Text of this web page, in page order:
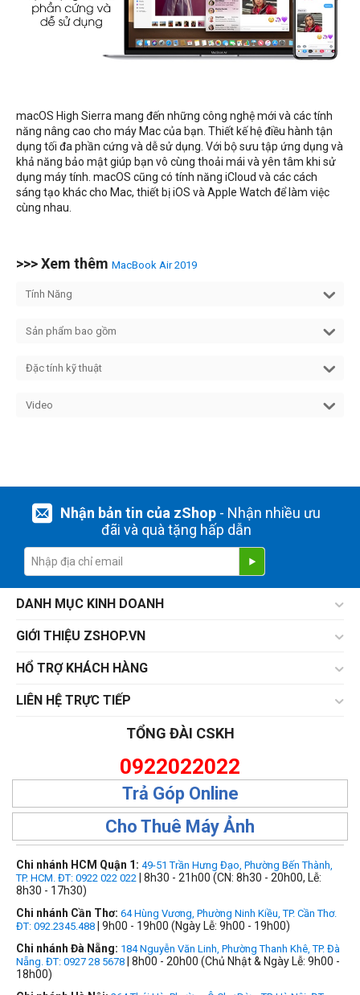
macOS High Sierra mang đến những công nghệ mới và các tính
năng nâng cao cho máy Mac của bạn. Thiết kế hệ điều hành tận
dụng tối đa phần cứng và dễ sử dụng. Với bộ sưu tập ứng dụng và
khả năng bảo mật giúp bạn vô cùng thoải mái và yên tâm khi sử
dụng máy tính. macOS cũng có tính năng iCloud và các cách
sáng tạo khác cho Mac, thiết bị iOS và Apple Watch để làm việc
cùng nhau.
>>> Xem thêm MacBook Air 2019
Tính Năng
Sản phẩm bao gồm
Đặc tính kỹ thuật
Video
Nhận bản tin của zShop- Nhận nhiều ưu
đãi và quà tặng hấp dẫn
DANH MỤC KINH DOANH
GIỚI THIỆU ZSHOP.VN
HỔ TRỢ KHÁCH HÀNG
LIÊN HỆ TRỰC TIẾP
TỔNG ĐÀI CSKH
0922022022
Trả Góp Online
Cho Thuê Máy Ảnh
Chi nhánh HCM Quận 1: 49-51 Trần Hưng Đạo, Phường Bến Thành,
TP. HCM. ĐT: 0922 022 022 | 8h30 - 21h00 (CN: 8h30 - 20h00, Lễ:
8h30 - 17h30)
Chi nhánh Cần Thơ: 64 Hùng Vương, Phường Ninh Kiều, TP. Cần Thơ.
ĐT: 092.2345.488 | 9h00 - 19h00 (Ngày Lễ: 9h00 - 19h00)
Chi nhánh Đà Nẵng: 184 Nguyễn Văn Linh, Phường Thanh Khê, TP. Đà
Nẵng. ĐT: 0927 28 5678 | 8h00 - 20h00 (Chủ Nhật & Ngày Lễ: 9h00 -
18h00)